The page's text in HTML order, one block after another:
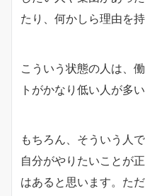
たり、何かしら理由を
こういう状態の人は、
トがかなり低い人が多
もちろん、そういう人
自分がやりたいことが
はあると思います。た